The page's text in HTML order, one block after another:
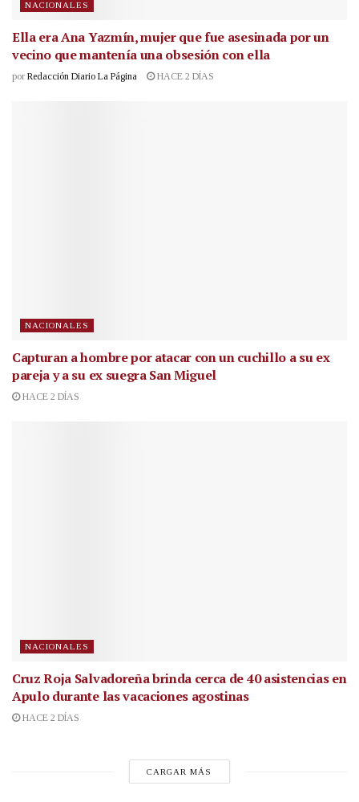
NACIONALES
Ella era Ana Yazmín, mujer que fue asesinada por un
vecino que mantenía una obsesión con ella
por Redacción Diario La Página HACE 2 DÍAS
NACIONALES
Capturan a hombre por atacar con un cuchillo a su ex
pareja y a su ex suegra San Miguel
HACE 2 DÍAS
NACIONALES
Cruz Roja Salvadoreña brinda cerca de 40 asistencias en
Apulo durante las vacaciones agostinas
HACE 2 DÍAS
CARGAR MÁS